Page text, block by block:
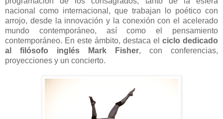
nacional como internacional, que trabajan lo poético con
arrojo, desde la innovación y la conexión con el acelerado
mundo contemporáneo, así como el pensamiento
contemporáneo. En este ámbito, destaca el ciclo dedicado
al filósofo inglés Mark Fisher, con conferencias,
proyecciones y un concierto.